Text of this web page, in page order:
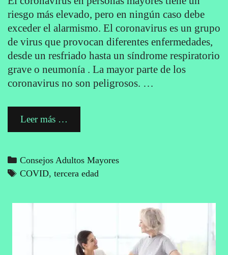
riesgo más elevado, pero en ningún caso debe
exceder el alarmismo. El coronavirus es un grupo
de virus que provocan diferentes enfermedades,
desde un resfriado hasta un síndrome respiratorio
grave o neumonía . La mayor parte de los
coronavirus no son peligrosos. …
Leer más …
del
Categories
Consejos Adultos Mayores
Tags
COVID, tercera edad